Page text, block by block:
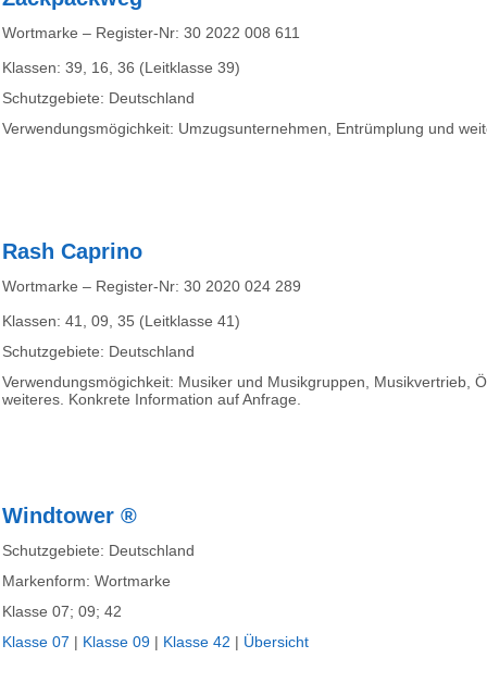
Wortmarke – Register-Nr: 30 2022 008 611
Klassen: 39, 16, 36 (Leitklasse 39)
Schutzgebiete: Deutschland
Verwendungsmögichkeit: Umzugsunternehmen, Entrümplung und
Rash Caprino
Wortmarke – Register-Nr: 30 2020 024 289
Klassen: 41, 09, 35 (Leitklasse 41)
Schutzgebiete: Deutschland
Verwendungsmögichkeit: Musiker und Musikgruppen, Musikvertrieb,
weiteres. Konkrete Information auf Anfrage.
Windtower ®
Schutzgebiete: Deutschland
Markenform: Wortmarke
Klasse 07; 09; 42
Klasse 07 | Klasse 09 | Klasse 42 | Übersicht